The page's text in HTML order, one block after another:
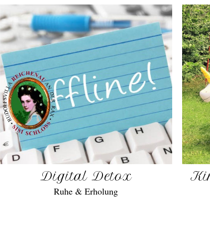
Digital Detox
Ruhe & Erholung